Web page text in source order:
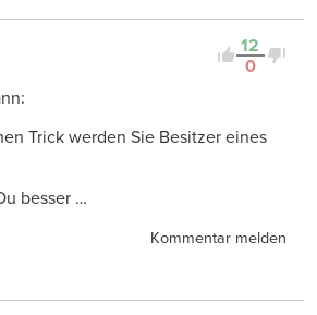
12
0
Trick werden Sie Besitzer eines
besser …
Kommentar melden